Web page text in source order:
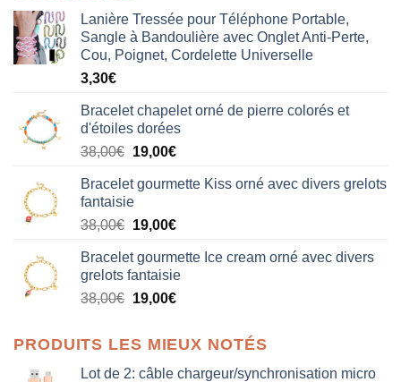
Lanière Tressée pour Téléphone Portable,
Sangle à Bandoulière avec Onglet Anti-Perte,
Cou, Poignet, Cordelette Universelle
3,30€
Bracelet chapelet orné de pierre colorés et
d'étoiles dorées
38,00€ Le
initial
était :
38,00€.
19,00€Le
actuel
19,00€.
Bracelet gourmette Kiss orné avec divers grelots
fantaisie
38,00€ Le
initial
était :
38,00€.
19,00€Le
actuel
est :
19,00€.
Bracelet gourmette Ice cream orné avec divers
grelots fantaisie
38,00€ Le
était :
38,00€.
19,00€Le
est :
19,00€.
PRODUITS LES MIEUX NOTÉS
Lot de 2: câble chargeur/synchronisation micro